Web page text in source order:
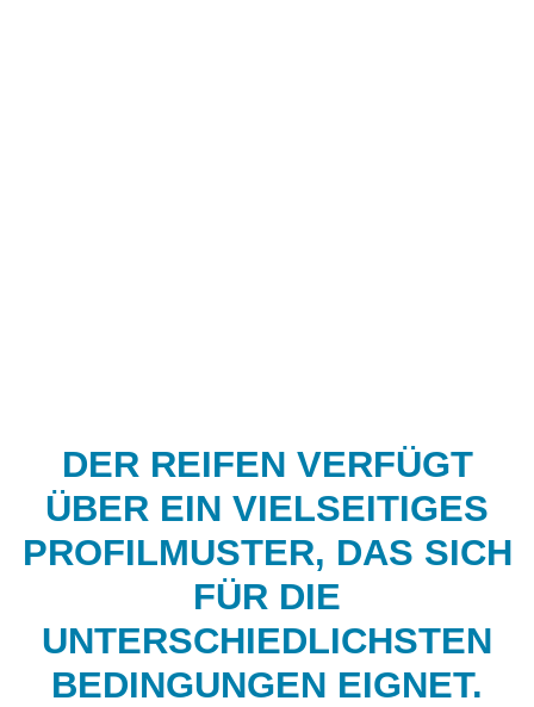
DER REIFEN VERFÜGT
ÜBER EIN VIELSEITIGES
PROFILMUSTER, DAS SICH
FÜR DIE
UNTERSCHIEDLICHSTEN
BEDINGUNGEN EIGNET.